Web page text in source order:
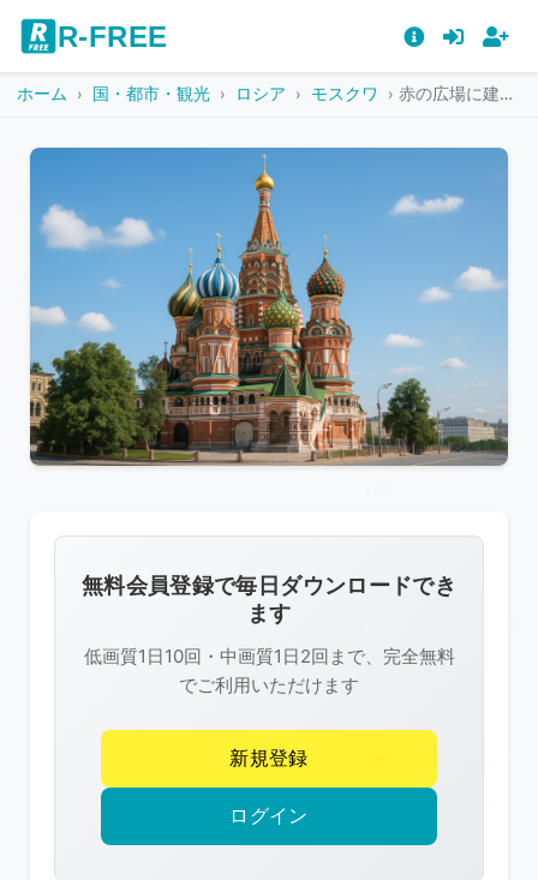
R-FREE
ホーム 国・都市・観光 ロシア モスクワ 赤の広場に建つ聖ワシリイ大聖堂と街並み
像
は
R-
FREE
作
権
無料会員登録で毎日ダウンロードでき
ます
低画質1日10回・中画質1日2回まで、完全無料
でご利用いただけます
新規登録
ログイン